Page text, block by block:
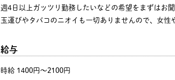
週4日以上ガッツリ勤務したいなどの希望をまずはお聞
玉運びやタバコのニオイも一切ありませんので、女性
給与
時給 1400円〜2100円